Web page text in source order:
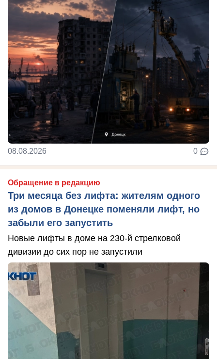
08.08.2026 0
Обращение в редакцию
Три месяца без лифта: жителям одного
из домов в Донецке поменяли лифт, но
забыли его запустить
Новые лифты в доме на 230-й стрелковой
дивизии до сих пор не запустили